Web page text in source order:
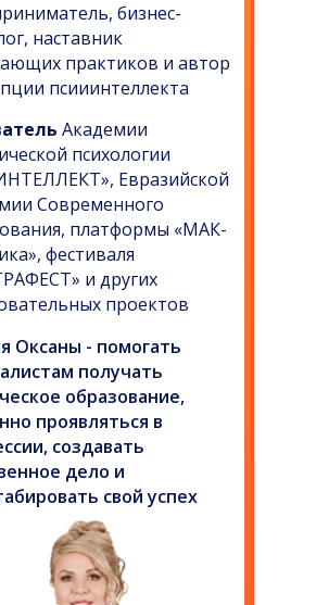
бизнес-
наставник
практиков и автор
псииинтеллекта
Академии
психологии
Евразийской
Современного
платформы «МАК-
фестиваля
и других
проектов
Оксаны - помогать
получать
образование,
проявляться в
создавать
дело и
свой успех